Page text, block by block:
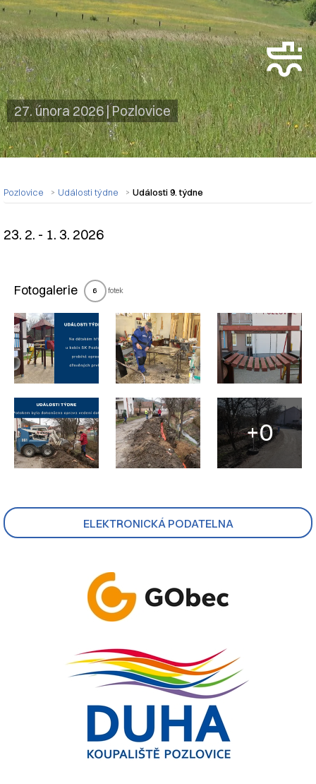
27. února 2026|Pozlovice
ELEKTRONICKÁ PODATELNA
Pozlovice Události týdne Události 9. týdne
Nadpis článku
23. 2. - 1. 3. 2026
Fotogalerie 6 fotek
+0